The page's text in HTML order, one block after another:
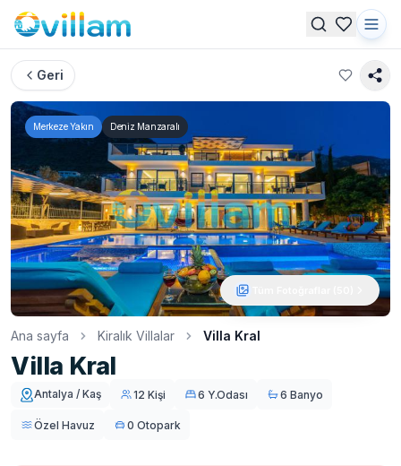
Geri
Merkeze Yakın Deniz Manzaralı
Ana sayfa Kiralık Villalar Villa Kral
Villa Kral
Antalya / Kaş 12 Kişi 6 Y.Odası 6 Banyo
Özel Havuz 0 Otopark